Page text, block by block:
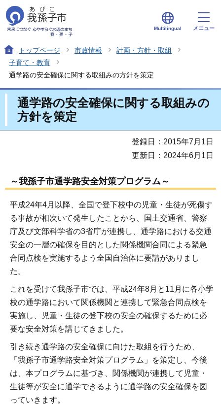
Multilingual メニュー
トップページ 市政情報
計画・方針・取組
子育て・教育
通学路の安全確保に関する取組みの方針を策定
通学路の安全確保に関する取組みの
方針を策定
登録日：2015年7月1日
更新日：2024年6月1日
～我孫子市通学路安全対策プログラム～
平成24年4月以降、全国で登下校中の児童・生徒が死傷す
る事故が相次いて発生したことから、国土交通省、警察
庁及び文部科学省の3省庁が連携し、通学路における交通
安全の一層の確保を目的とした関係機関合同による緊急
合同点検を実施するよう全国自治体に要請がありまし
た。
これを受けて我孫子市では、平成24年8月と11月に各小学
校の通学路において関係機関と連携して緊急合同点検を
実施し、児童・生徒の登下校の安全の確保するために必
要な安全対策を講じてきました。
引き続き通学路の安全確保に向けた取組を行うため、
「我孫子市通学路安全対策プログラム」を策定し、今後
は、本プログラムに基づき、関係機関が連携して児童・
生徒等が安全に通学できるように通学路の安全確保を図
っていきます。